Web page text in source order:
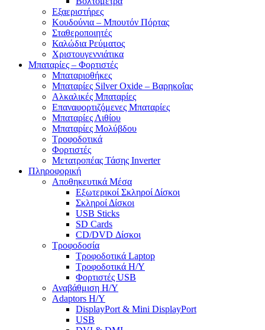
Εξαεριστήρες
Κουδούνια – Μπουτόν Πόρτας
Σταθεροποιητές
Καλώδια Ρεύματος
Χριστουγεννιάτικα
Μπαταρίες – Φορτιστές
Μπαταριοθήκες
Μπαταρίες Silver Oxide – Βαρηκοΐας
Αλκαλικές Μπαταρίες
Επαναφορτιζόμενες Μπαταρίες
Μπαταρίες Λιθίου
Μπαταρίες Μολύβδου
Τροφοδοτικά
Φορτιστές
Μετατροπέας Τάσης Inverter
Πληροφορική
Αποθηκευτικά Μέσα
Εξωτερικοί Σκληροί Δίσκοι
Σκληροί Δίσκοι
USB Sticks
SD Cards
CD/DVD Δίσκοι
Τροφοδοσία
Τροφοδοτικά Laptop
Τροφοδοτικά Η/Υ
Φορτιστές USB
Αναβάθμιση Η/Υ
Adaptors Η/Υ
DisplayPort & Mini DisplayPort
USB